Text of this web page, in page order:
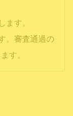
す。
。審査通過の
す。